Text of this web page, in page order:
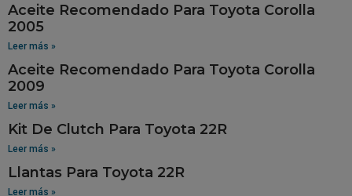
Aceite Recomendado Para Toyota Corolla
2005
Leer más »
Aceite Recomendado Para Toyota Corolla
2009
Leer más »
Kit De Clutch Para Toyota 22R
Leer más »
Llantas Para Toyota 22R
Leer más »